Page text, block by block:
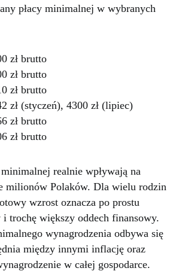
płacy minimalnej w wybranych
zł brutto
zł brutto
zł brutto
zł (styczeń), 4300 zł (lipiec)
zł brutto
zł brutto
realnie wpływają na
milionów Polaków. Dla wielu rodzin
wzrost oznacza po prostu
i trochę większy oddech finansowy.
wynagrodzenia odbywa się
między innymi inflację oraz
w całej gospodarce.